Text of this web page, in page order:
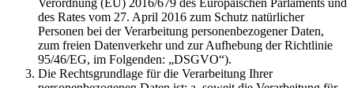
Verordnung (EU) 2016/679 des Europäischen Parlaments und
des Rates vom 27. April 2016 zum Schutz natürlicher
Personen bei der Verarbeitung personenbezogener Daten,
zum freien Datenverkehr und zur Aufhebung der Richtlinie
95/46/EG, im Folgenden: „DSGVO“).
Die Rechtsgrundlage für die Verarbeitung Ihrer